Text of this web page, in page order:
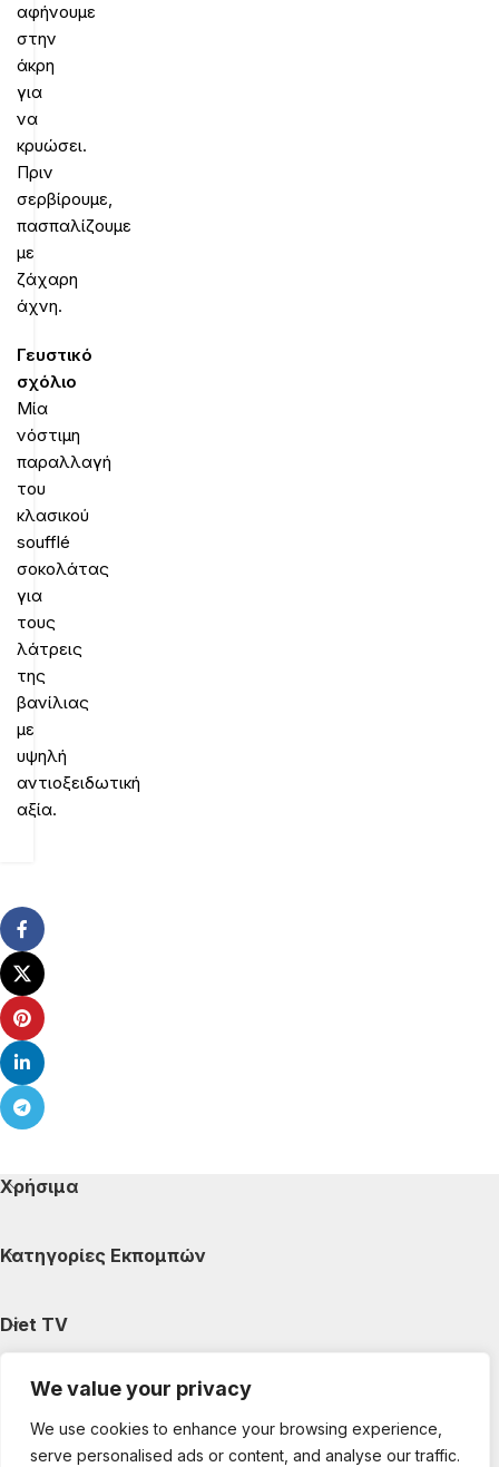
We value your privacy
We use cookies to enhance your browsing experience,
serve personalised ads or content, and analyse our traffic.
αφήνουμε
στην
άκρη
για
να
κρυώσει.
Πριν
σερβίρουμε,
πασπαλίζουμε
με
ζάχαρη
άχνη.
Γευστικό
σχόλιο
Μία
νόστιμη
παραλλαγή
του
κλασικού
soufflé
σοκολάτας
για
τους
λάτρεις
της
βανίλιας
με
υψηλή
αντιοξειδωτική
αξία.
Χρήσιμα
Κατηγορίες Εκπομπών
Diet TV
Κατηγορίες Άρθρων
Ακολουθήστε μας